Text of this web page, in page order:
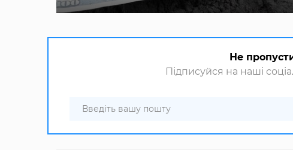
Не
Підписуйся на наші